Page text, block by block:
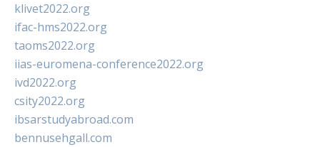
klivet2022.org
ifac-hms2022.org
taoms2022.org
iias-euromena-conference2022.org
ivd2022.org
csity2022.org
ibsarstudyabroad.com
bennusehgall.com